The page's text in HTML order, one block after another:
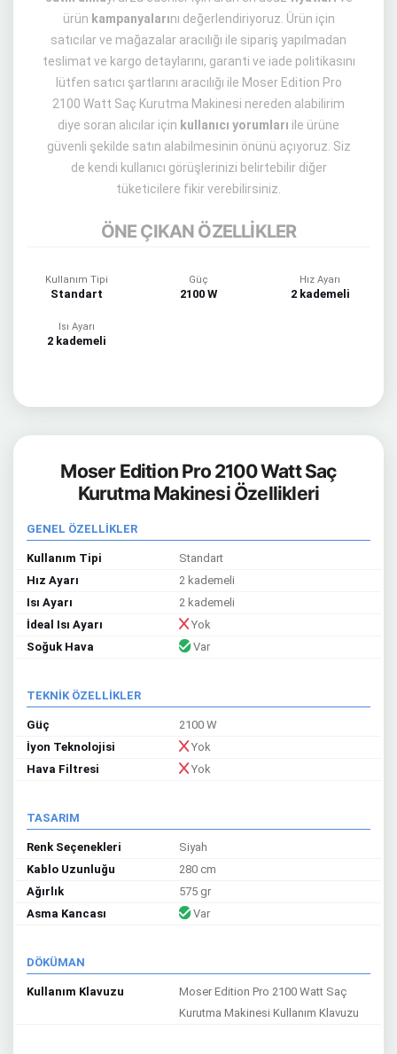
ürün kampanyalarını değerlendiriyoruz. Ürün için
satıcılar ve mağazalar aracılığı ile sipariş yapılmadan
teslimat ve kargo detaylarını, garanti ve iade politikasını
lütfen satıcı şartlarını aracılığı ile Moser Edition Pro
2100 Watt Saç Kurutma Makinesi nereden alabilirim
diye soran alıcılar için kullanıcı yorumları ile ürüne
güvenli şekilde satın alabilmesinin önünü açıyoruz. Siz
de kendi kullanıcı görüşlerinizi belirtebilir diğer
tüketicilere fikir verebilirsiniz.
ÖNE ÇIKAN ÖZELLİKLER
Kullanım Tipi
Standart
Güç
2100 W
Hız Ayarı
2 kademeli
Isı Ayarı
2 kademeli
Moser Edition Pro 2100 Watt Saç
Kurutma Makinesi Özellikleri
GENEL ÖZELLİKLER
Kullanım Tipi
Standart
Hız Ayarı
2 kademeli
Isı Ayarı
2 kademeli
İdeal Isı Ayarı
Yok
Soğuk Hava
Var
TEKNİK ÖZELLİKLER
Güç
2100 W
İyon Teknolojisi
Yok
Hava Filtresi
Yok
TASARIM
Renk Seçenekleri
Siyah
Kablo Uzunluğu
280 cm
Ağırlık
575 gr
Asma Kancası
Var
DÖKÜMAN
Kullanım Klavuzu
Moser Edition Pro 2100 Watt Saç
Kurutma Makinesi Kullanım Klavuzu